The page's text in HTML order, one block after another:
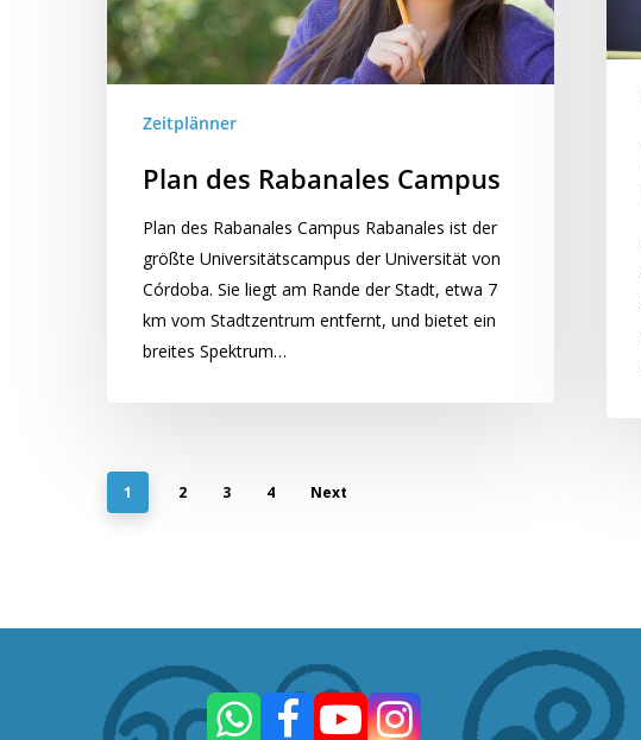
Zeitplänner
Plan des Rabanales Campus
Plan des Rabanales Campus Rabanales ist der
größte Universitätscampus der Universität von
Córdoba. Sie liegt am Rande der Stadt, etwa 7
km vom Stadtzentrum entfernt, und bietet ein
breites Spektrum…
1 2 3 4 Next